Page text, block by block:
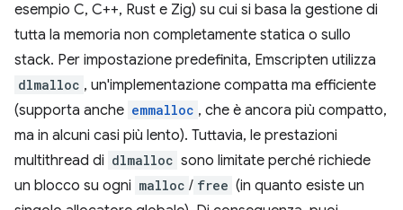
esempio C, C++, Rust e Zig) su cui si basa la gestione di
tutta la memoria non completamente statica o sullo
stack. Per impostazione predefinita, Emscripten utilizza
dlmalloc , un'implementazione compatta ma efficiente
(supporta anche emmalloc , che è ancora più compatto,
ma in alcuni casi più lento). Tuttavia, le prestazioni
multithread di dlmalloc sono limitate perché richiede
un blocco su ogni malloc / free (in quanto esiste un